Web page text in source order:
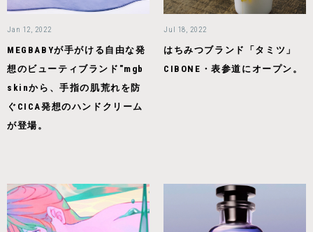
Jan 12, 2022
MEGBABYが手がける自由な発
想のビューティブランド"mgb
skinから、手指の肌荒れを防
ぐCICA発想のハンドクリーム
が登場。
Jul 18, 2022
はちみつブランド「タミツ」
CIBONE・表参道にオープン。